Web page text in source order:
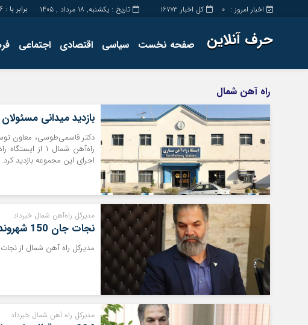
کل اخبار 16773 اخبار امروز : 0 تاریخ : یکشنبه, ۱۸ مرداد , ۱۴۰۵ برابر با : Sunday - 9 - August - 2026
حرف آنلاین صفحه نخست سیاسی اقتصادی اجتماعی
راه آهن شمال
بازدید میدانی
دکتر قاسمی‌طوسی، معاون
راه‌آهن شمال
اجرای این مجموعه بازدید کرد.
مدیرکل راه‌آهن شمال خبرداد
نجات جان 150 شهروند با ترمز اضطراری قطارهای مازندران
مدیرکل راه آهن شمال از نجات جان 150 شهروند با ترمز اضطراری قطارهای
مدیرکل راه آهن شمال خبرداد